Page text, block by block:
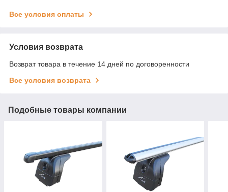
Все условия оплаты
Условия возврата
Возврат товара в течение 14 дней по договоренности
Все условия возврата
Подобные товары компании